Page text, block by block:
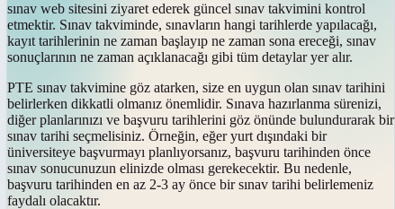
sınav web sitesini ziyaret ederek güncel sınav takvimini kontrol
etmektir. Sınav takviminde, sınavların hangi tarihlerde yapılacağı,
kayıt tarihlerinin ne zaman başlayıp ne zaman sona ereceği, sınav
sonuçlarının ne zaman açıklanacağı gibi tüm detaylar yer alır.
PTE sınav takvimine göz atarken, size en uygun olan sınav tarihini
belirlerken dikkatli olmanız önemlidir. Sınava hazırlanma sürenizi,
diğer planlarınızı ve başvuru tarihlerini göz önünde bulundurarak bir
sınav tarihi seçmelisiniz. Örneğin, eğer yurt dışındaki bir
üniversiteye başvurmayı planlıyorsanız, başvuru tarihinden önce
sınav sonucunuzun elinizde olması gerekecektir. Bu nedenle,
başvuru tarihinden en az 2-3 ay önce bir sınav tarihi belirlemeniz
faydalı olacaktır.